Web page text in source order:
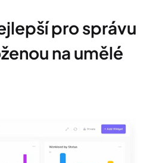
pro správu
na umělé